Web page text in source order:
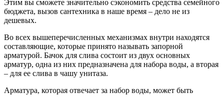
Этим вы сможете значительно сэкономить средства семейного
бюджета, вызов сантехника в наше время – дело не из
дешевых.
Во всех вышеперечисленных механизмах внутри находятся
составляющие, которые принято называть запорной
арматурой. Бачок для слива состоит из двух основных
арматур, одна из них предназначена для набора воды, а вторая
– для ее слива в чашу унитаза.
Арматура, которая отвечает за набор воды, может быть